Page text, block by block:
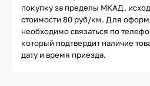
покупку за пределы МКАД,
стоимости 80 руб/км. Для
необходимо связаться по
который подтвердит наличие
дату и время приезда.